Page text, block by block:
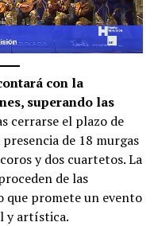
con la
superando las
cerrarse el plazo de
de 18 murgas
y dos cuartetos. La
de las
que promete un evento
y artística.